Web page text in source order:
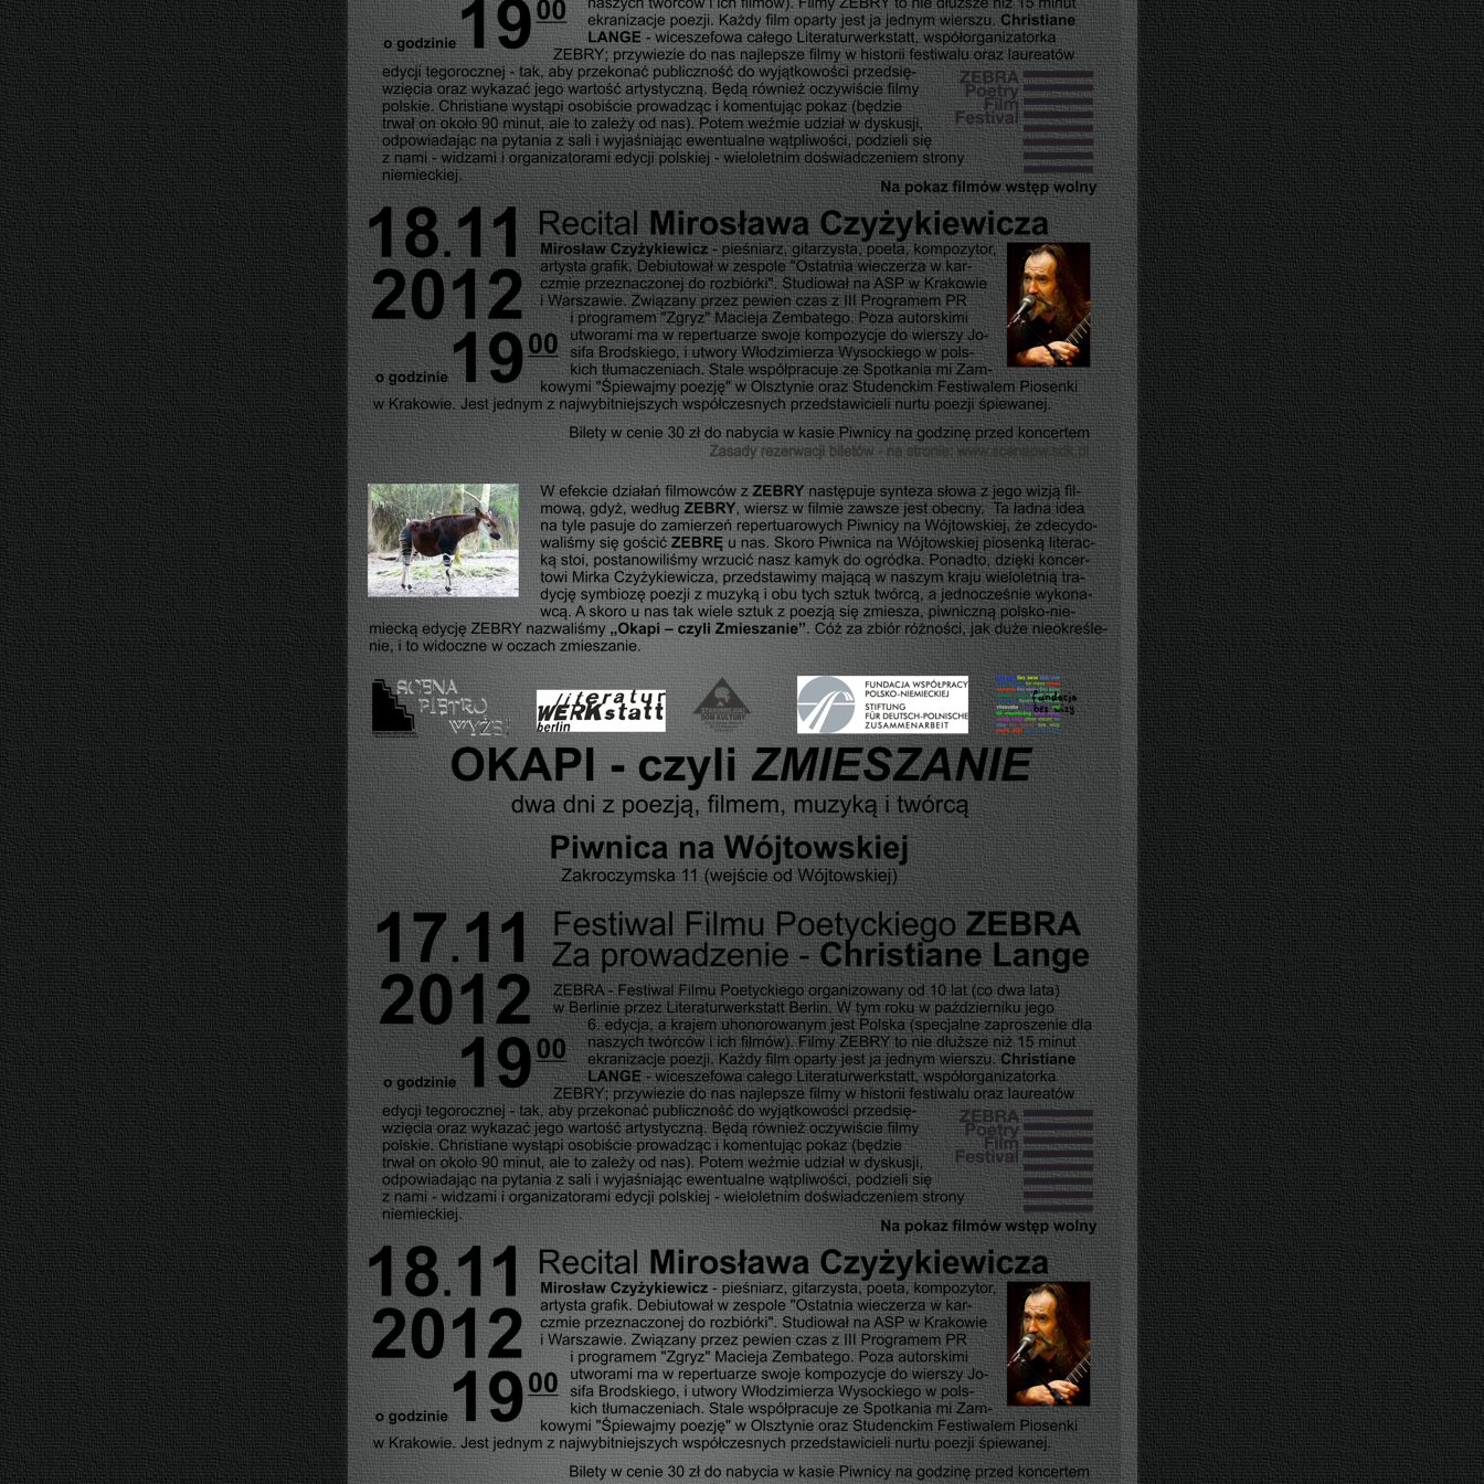
INFORMACJA DODATKOWA DO
BILANSU ZA 2019 ROK
SPRAWOZDANIE ROCZNE Z
DZIAŁALNOŚCI – 2019
SPRAWOZDANIE ROCZNE Z
DZIAŁALNOŚCI – 2018
FBW BILANS ZA 2017 ROK
RACHUNEK ZYSKÓW I STRAT ZA
ROK 2017
SPRAWOZDANIE ROCZNE Z
DZIAŁALNOŚCI – 2017
SPRAWOZDANIE ROCZNE Z
DZIAŁALNOŚCI – INFORMACJA
DODATKOWA DO BILANSU ZA
ROK 2017
SPRAWOZDANIE ROCZNE Z
DZIAŁALNOŚCI – 2015
SPRAWOZDANIE ROCZNE Z
DZIAŁALNOŚCI ZA ROK 2013
FBW BILANS ZA 2013 ROK
INFORMACJA DODATKOWA DO
BILANSU ZA ROK 2013
SPRAWOZDANIE ROCZNE Z
DZIAŁALNOŚCI ZA ROK 2012
SOBOTNIE BAJANIA
BAŚNIE NA KONIEC TYGODNIA
DWAJ PANOWIE PO SPACERZE
TEATRY PRZYJEMNE I
POŻYTECZNE
PAN URSYN I JEGO
PEREGRYNACJE
GRY
KOGEL-MOGEL NA LATO!
WARSZAWSKI MISZMASZ!
DO ZAŚPIEWANIA JEDEN KROK!
REKLAMA DŹWIGNIĄ KULTURY!
SZTUKA W DRODZE PO MLEKO…
PODWIECZOREK DLA PASJONATA
Z MEKLEMBURGII DO WARSZAWY
DZIEJE POTOMKÓW JANA
HENRYKA KLAWE
SPÓR O KONSTYTUCJĘ
POCZTÓWKA Z PRZESZŁOŚCI
RAJZY PO STOLICY
FESTIWAL RIVERENZA
RIVERENZA I
MOJE MIASTO, A W NIM…
TRZY RAZY 18 – RAJZY PO
STOLICY
WYGRANE WAKACJE…!
WYSTAWA
OKAPI – CZYLI ZMIESZANIE.
FESTIWAL
ODWAŻ SIĘ BYĆ MĄDRYM!
ODWAŻ SIĘ BYĆ MĄDRZEJSZYM!
INSTALACJE – INSPIRACJE
WILANÓW ŚWIATŁEM MALOWANY
KÓŁKO I KRZYŻYK W SZTUCE
ODWAŻ SIĘ BYĆ MĄDRZEJSZYM!